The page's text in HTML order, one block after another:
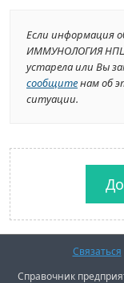
Если информация
ИММУНОЛОГИЯ
устарела или Вы
сообщитенам об
ситуации.
Связаться
Справочник